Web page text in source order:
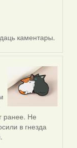
каментары.
ранее. Не
в гнезда